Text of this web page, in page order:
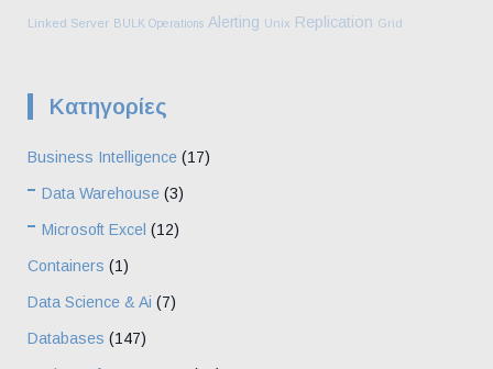
Linked Server BULK Operations Alerting Unix Replication Grid
Kατηγορίες
Business Intelligence (17)
Data Warehouse (3)
Microsoft Excel (12)
Containers (1)
Data Science & Ai (7)
Databases (147)